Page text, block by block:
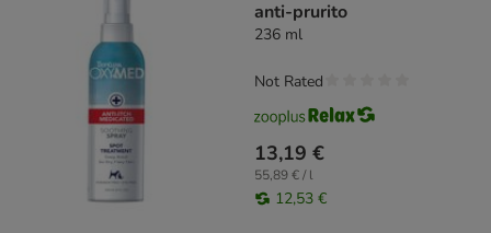
anti-prurito
236 ml
13,19 €
55,89 € / l
12,53 €
Not Rated